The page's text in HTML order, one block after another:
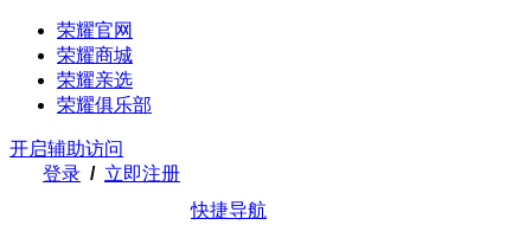
荣耀官网
荣耀商城
荣耀亲选
荣耀俱乐部
开启辅助访问
登录 / 立即注册
快捷导航